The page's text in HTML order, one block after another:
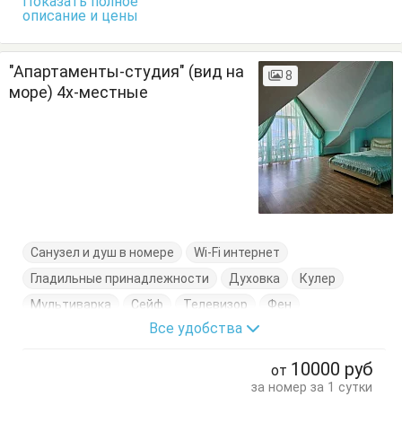
описание и цены
"Апартаменты-студия" (вид на
море) 4х-местные
8
Санузел и душ в номере
Wi-Fi интернет
Гладильные принадлежности
Духовка
Кулер
Мультиварка
Сейф Телевизор
Фен
Электрочайник
Балкон
Посуда
Все удобства
от 10000 руб
за номер за 1 сутки